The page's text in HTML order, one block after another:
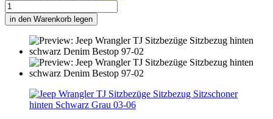
in den Warenkorb legen